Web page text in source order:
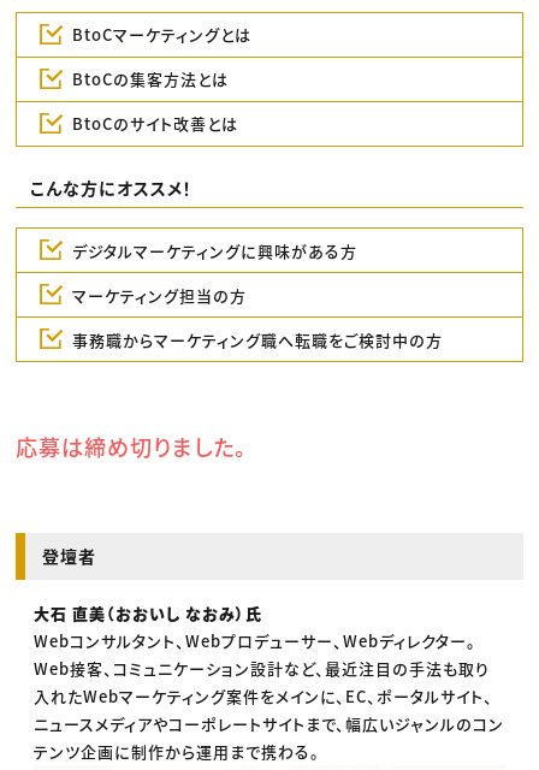
BtoCマーケティングとは
BtoCの集客方法とは
BtoCのサイト改善とは
こんな方にオススメ！
デジタルマーケティングに興味がある方
マーケティング担当の方
事務職からマーケティング職へ転職をご検討中の方
応募は締め切りました。
登壇者
大石 直美（おおいし なおみ）氏
Webコンサルタント、Webプロデューサー、Webディレクター。
Web接客、コミュニケーション設計など、最近注目の手法も取り
入れたWebマーケティング案件をメインに、EC、ポータルサイト、
ニュースメディアやコーポレートサイトまで、幅広いジャンルのコン
テンツ企画に制作から運用まで携わる。